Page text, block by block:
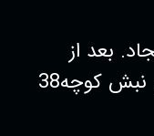
بعد از
چهارراه سپهسالار حدفاصل میدان نبش کوچه38